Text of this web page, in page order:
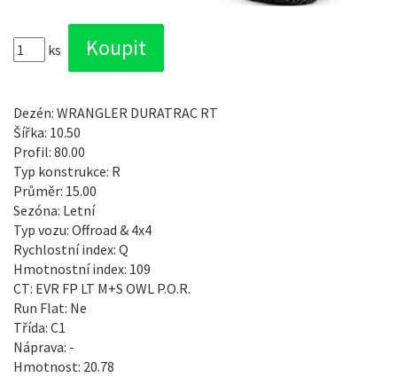
ks
Dezén: WRANGLER DURATRAC RT
Šířka: 10.50
Profil: 80.00
Typ konstrukce: R
Průměr: 15.00
Sezóna: Letní
Typ vozu: Offroad & 4x4
Rychlostní index: Q
Hmotnostní index: 109
CT: EVR FP LT M+S OWL P.O.R.
Run Flat: Ne
Třída: C1
Náprava: -
Hmotnost: 20.78